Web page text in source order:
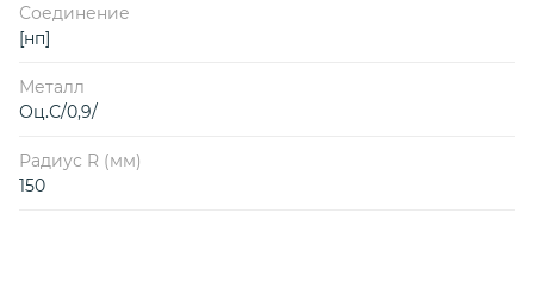
Соединение
[нп]
Металл
Оц.С/0,9/
Радиус R (мм)
150